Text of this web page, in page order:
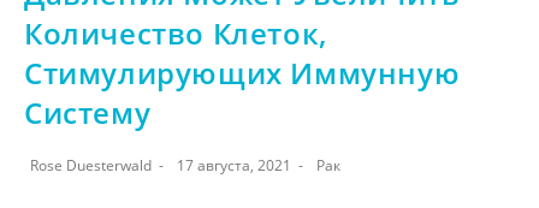
Количество Клеток,
Стимулирующих Иммунную
Систему
Rose Duesterwald 17 августа, 2021 Рак